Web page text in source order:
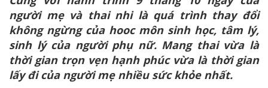
người mẹ và thai nhi là quá trình thay đổi
không ngừng của hooc môn sinh học, tâm lý,
sinh lý của người phụ nữ. Mang thai vừa là
thời gian trọn vẹn hạnh phúc vừa là thời gian
lấy đi của người mẹ nhiều sức khỏe nhất.